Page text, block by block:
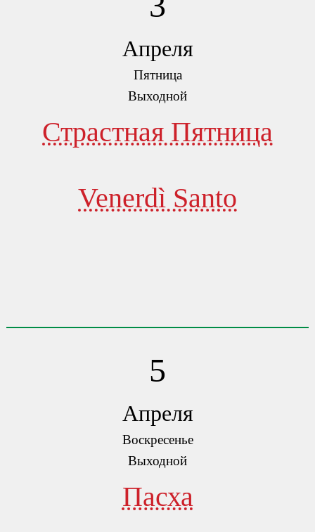
Апреля
Пятница
Выходной
Страстная Пятница
Venerdì Santo
5
Апреля
Воскресенье
Выходной
Пасха